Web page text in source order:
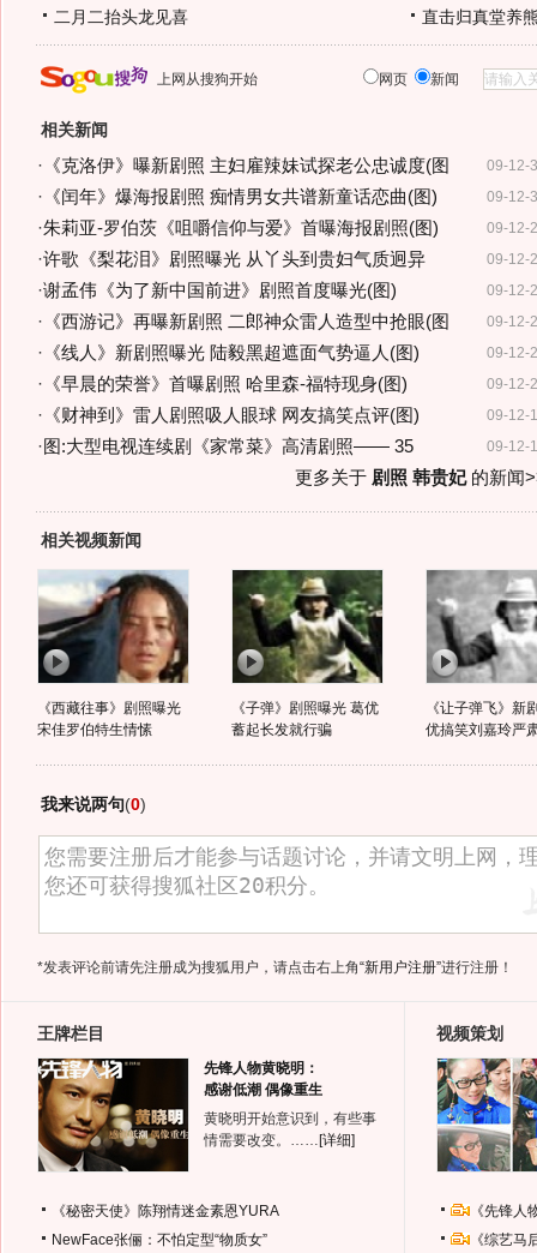
二月二抬头龙见喜 直击归真堂养
上网从搜狗开始 网页 新闻
相关新闻
09-12-
· 《克洛伊》曝新剧照 主妇雇辣妹试探老公忠诚度(图
09-12-
· 《闰年》爆海报剧照 痴情男女共谱新童话恋曲(图)
09-12-
·朱莉亚-罗伯茨《咀嚼信仰与爱》首曝海报剧照(图)
09-12-
·许歌《梨花泪》剧照曝光 从丫头到贵妇气质迥异
09-12-
·谢孟伟《为了新中国前进》剧照首度曝光(图)
09-12-
· 《西游记》再曝新剧照 二郎神众雷人造型中抢眼(图
09-12-
· 《线人》新剧照曝光 陆毅黑超遮面气势逼人(图)
09-12-
· 《早晨的荣誉》首曝剧照 哈里森-福特现身(图)
09-12-
· 《财神到》雷人剧照吸人眼球 网友搞笑点评(图)
09-12-
· 图:大型电视连续剧《家常菜》高清剧照—— 35
更多关于 剧照 韩贵妃的新闻
相关视频新闻
《西藏往事》剧照曝光
宋佳罗伯特生情愫
《子弹》剧照曝光 葛优
蓄起长发就行骗
《让子弹飞》新
优搞笑刘嘉玲严
我来说两句(0)
*发表评论前请先注册成为搜狐用户，请点击右上角“新用户注册”进行注册！
王牌栏目
先锋人物黄晓明：
感谢低潮 偶像重生
黄晓明开始意识到，有些事
情需要改变。…… [详细]
《秘密天使》陈翔情迷金素恩YURA
NewFace张俪：不怕定型“物质女”
视频策划
《先锋
《综艺